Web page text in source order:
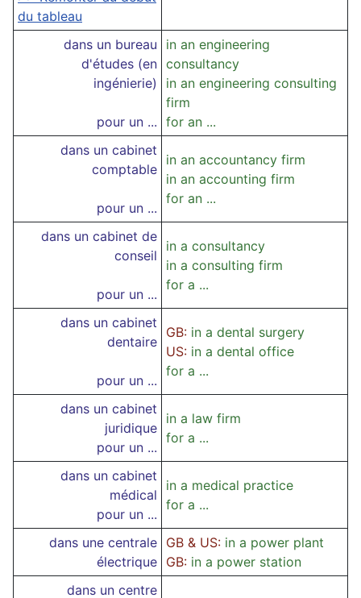
du tableau
dans un bureau
d'études (en
ingénierie)
pour un ...
in an engineering
consultancy
in an engineering consulting
firm
for an ...
dans un cabinet
comptable
pour un ...
in an accountancy firm
in an accounting firm
for an ...
dans un cabinet de
conseil
pour un ...
in a consultancy
in a consulting firm
for a ...
dans un cabinet
dentaire
pour un ...
GB: in a dental surgery
US: in a dental office
for a ...
dans un cabinet
juridique
pour un ...
in a law firm
for a ...
dans un cabinet
médical
pour un ...
in a medical practice
for a ...
dans une centrale
électrique
GB & US: in a power plant
GB: in a power station
dans un centre